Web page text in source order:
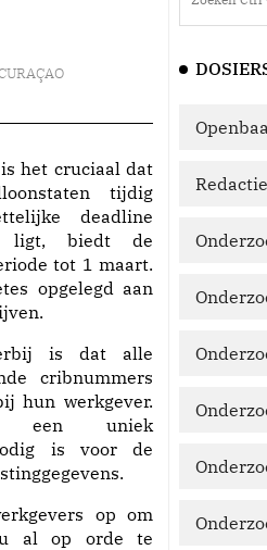
het cruciaal dat
tijdig
deadline
ligt, biedt de
tot 1 maart.
opgelegd aan
is dat alle
cribnummers
hun werkgever.
een uniek
is voor de
op om
al op orde te